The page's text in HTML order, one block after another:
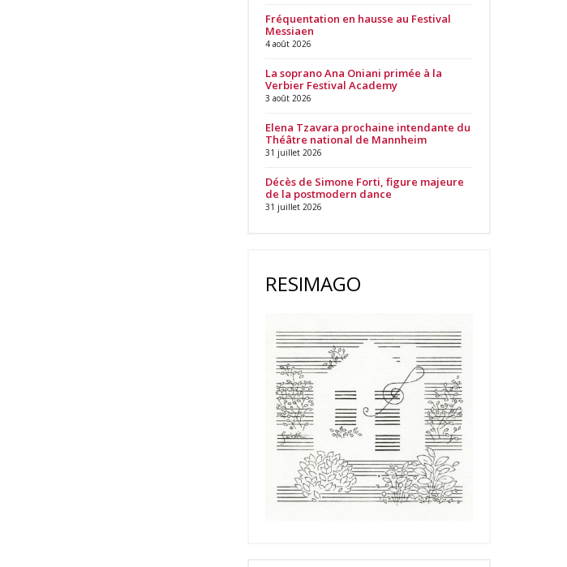
Fréquentation en hausse au Festival
Messiaen
4 août 2026
La soprano Ana Oniani primée à la
Verbier Festival Academy
3 août 2026
Elena Tzavara prochaine intendante du
Théâtre national de Mannheim
31 juillet 2026
Décès de Simone Forti, figure majeure
de la postmodern dance
31 juillet 2026
RESIMAGO